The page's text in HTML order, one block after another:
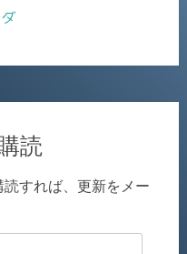
読
すれば、更新をメー